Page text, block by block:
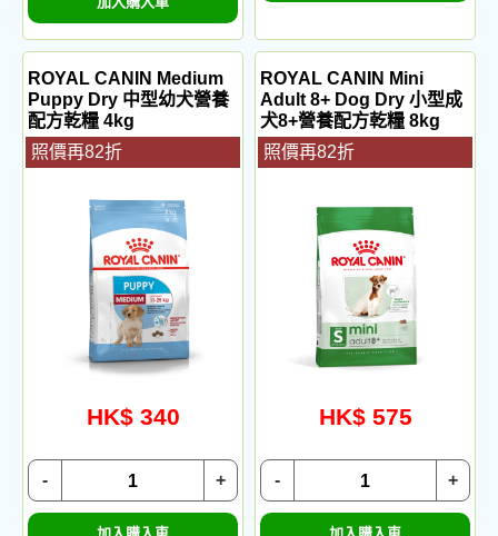
ROYAL CANIN Medium
Puppy Dry 中型幼犬營養
配方乾糧 4kg
照價再82折
HK$ 340
+
-
ROYAL CANIN Mini
Adult 8+ Dog Dry 小型成
犬8+營養配方乾糧 8kg
照價再82折
HK$ 575
+
-